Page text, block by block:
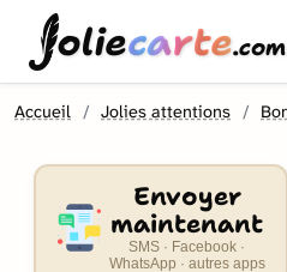
oliecarte.com
Accueil Jolies attentions
Envoyer
maintenant
SMS · Facebook ·
WhatsApp · autres apps